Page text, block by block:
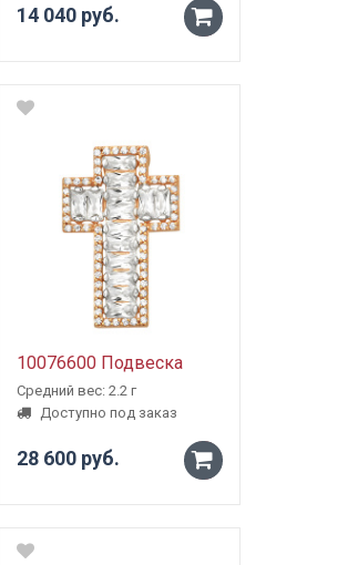
14 040 руб. -
10076600 Подвеска
Средний вес: 2.2 г
Доступно под заказ
28 600 руб. -